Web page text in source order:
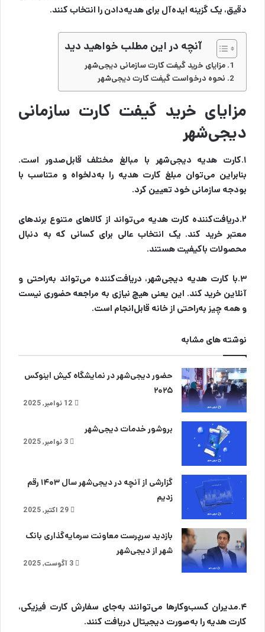
دقیق، یک گزینه ایده‌آل برای هدیه‌دادن را انتخاب کنند.
آنچه در این مطلب خواهید دید
مزایای خرید گیفت کارت سازمانی دیجی‌شهر
نحوه درخواست گیفت کارت دیجی‌شهر
مزایای خرید گیفت کارت سازمانی
دیجی‌شهر
۱.کارت هدیه دیجی‌شهر با مبالغ مختلف قابل‌صدور است.
بنابراین می‌توان مبلغ کارت هدیه را به‌دلخواه و متناسب با
بودجه سازمانی خود تعیین کرد.
۲.دریافت‌کننده کارت هدیه می‌تواند از کالاهای متنوع برندهای
معتبر خرید کند. یک انتخاب عالی برای کسانی که به دنبال
محصولات باکیفیت هستند.
۳.با کارت هدیه دیجی‌شهر، دریافت‌کننده می‌تواند به‌راحتی و
آنلاین خرید کند. این یعنی هیچ نیازی به مراجعه حضوری نیست
و همه چیز به‌راحتی از خانه قابل‌انجام است.
نوشته های مشابه
حضور دیجی‌شهر در نمایشگاه کیش اینوکس
۲۰۲۵
12 نوامبر, 2025
بروشور خدمات دیجی‌شهر
3 نوامبر, 2025
گزارشی از آنچه در دیجی‌شهر سال ۱۴۰۳ رقم
زدیم
29 اکتبر, 2025
بازدید سرپرست معاونت سرمایه‌گذاری بانک
شهر از دیجی‌شهر
3 آگوست, 2025
۴.مدیران کسب‌وکارها می‌توانند به‌جای سفارش کارت فیزیکی،
کارت هدیه را به‌صورت دیجیتال دریافت کنند.